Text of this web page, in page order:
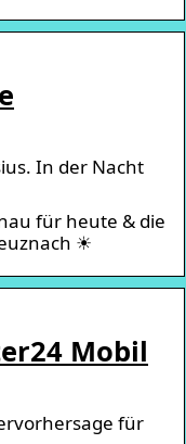
In der Nacht
für heute & die
☀
Mobil
für